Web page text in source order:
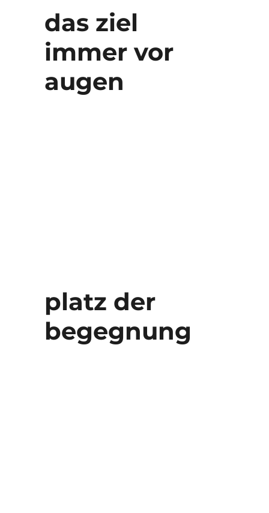
das ziel
immer vor
augen
platz der
begegnung